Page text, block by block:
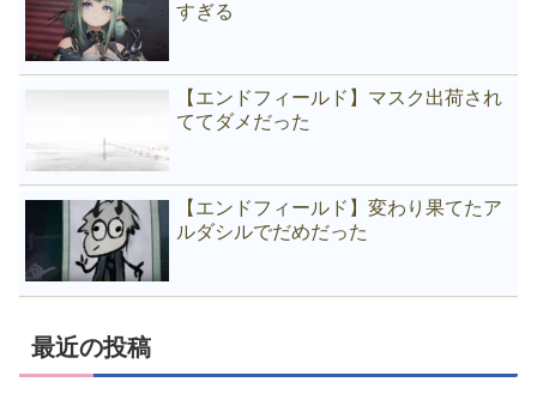
すぎる
【エンドフィールド】マスク出荷され
ててダメだった
【エンドフィールド】変わり果てたア
ルダシルでだめだった
最近の投稿